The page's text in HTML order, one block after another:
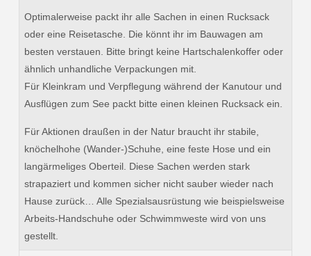
Optimalerweise packt ihr alle Sachen in einen Rucksack
oder eine Reisetasche. Die könnt ihr im Bauwagen am
besten verstauen. Bitte bringt keine Hartschalenkoffer oder
ähnlich unhandliche Verpackungen mit.
Für Kleinkram und Verpflegung während der Kanutour und
Ausflügen zum See packt bitte einen kleinen Rucksack ein.
Für Aktionen draußen in der Natur braucht ihr stabile,
knöchelhohe (Wander-)Schuhe, eine feste Hose und ein
langärmeliges Oberteil. Diese Sachen werden stark
strapaziert und kommen sicher nicht sauber wieder nach
Hause zurück… Alle Spezialsausrüstung wie beispielsweise
Arbeits-Handschuhe oder Schwimmweste wird von uns
gestellt.